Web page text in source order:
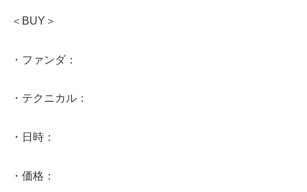
＜BUY＞
・ファンダ：
・テクニカル：
・日時：
・価格：